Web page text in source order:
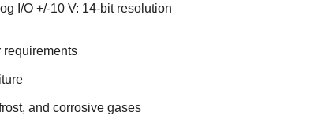
I/O +/-10 V: 14-bit resolution
requirements
and corrosive gases